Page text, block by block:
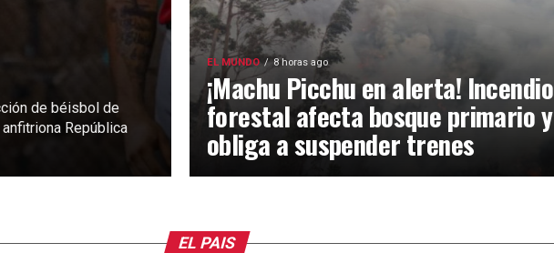
de béisbol de
República
EL MUNDO 8 horas ago
¡Machu Picchu en alerta! Incendio
forestal afecta bosque primario y
obliga a suspender trenes
EL PAIS